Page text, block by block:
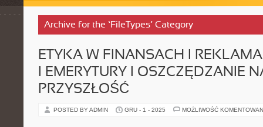
Archive for the ‘FileTypes’ Category
ETYKA W FINANSACH I
I EMERYTURY I OSZCZĘDZANIE
PRZYSZŁOŚĆ
POSTED BY ADMIN GRU - 1 - 2025 MOŻLIWOŚĆ